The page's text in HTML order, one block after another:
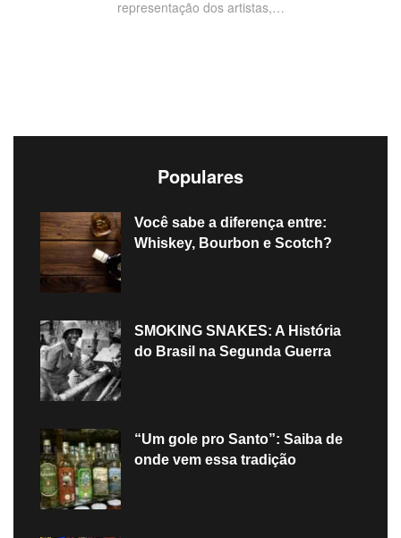
representação dos artistas,…
Populares
Você sabe a diferença entre:
Whiskey, Bourbon e Scotch?
SMOKING SNAKES: A História
do Brasil na Segunda Guerra
“Um gole pro Santo”: Saiba de
onde vem essa tradição